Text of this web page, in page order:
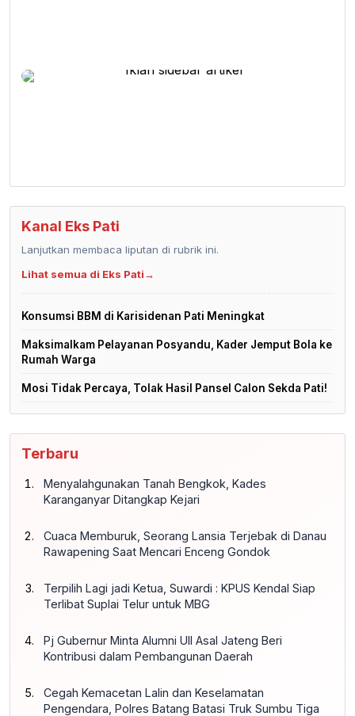
Kanal Eks Pati
Lanjutkan membaca liputan di rubrik ini.
Lihat semua di Eks Pati→
Konsumsi BBM di Karisidenan Pati Meningkat
Maksimalkam Pelayanan Posyandu, Kader Jemput Bola ke
Rumah Warga
Mosi Tidak Percaya, Tolak Hasil Pansel Calon Sekda Pati!
Terbaru
Menyalahgunakan Tanah Bengkok, Kades
Karanganyar Ditangkap Kejari
Cuaca Memburuk, Seorang Lansia Terjebak di Danau
Rawapening Saat Mencari Enceng Gondok
Terpilih Lagi jadi Ketua, Suwardi : KPUS Kendal Siap
Terlibat Suplai Telur untuk MBG
Pj Gubernur Minta Alumni UII Asal Jateng Beri
Kontribusi dalam Pembangunan Daerah
Cegah Kemacetan Lalin dan Keselamatan
Pengendara, Polres Batang Batasi Truk Sumbu Tiga